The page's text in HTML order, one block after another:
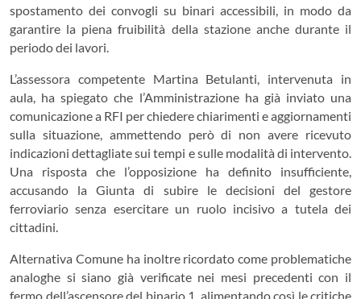
spostamento dei convogli su binari accessibili, in modo da
garantire la piena fruibilità della stazione anche durante il
periodo dei lavori.
L’assessora competente Martina Betulanti, intervenuta in
aula, ha spiegato che l’Amministrazione ha già inviato una
comunicazione a RFI per chiedere chiarimenti e aggiornamenti
sulla situazione, ammettendo però di non avere ricevuto
indicazioni dettagliate sui tempi e sulle modalità di intervento.
Una risposta che l’opposizione ha definito insufficiente,
accusando la Giunta di subire le decisioni del gestore
ferroviario senza esercitare un ruolo incisivo a tutela dei
cittadini.
Alternativa Comune ha inoltre ricordato come problematiche
analoghe si siano già verificate nei mesi precedenti con il
fermo dell’ascensore del binario 1, alimentando così le critiche